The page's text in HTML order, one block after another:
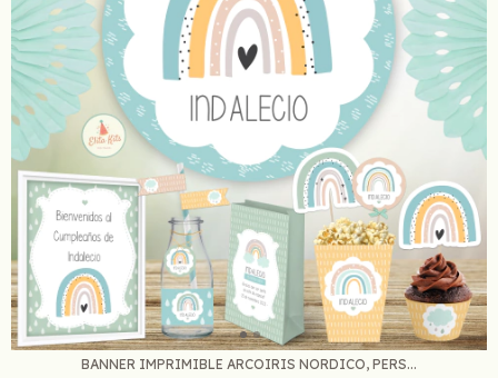
BANNER IMPRIMIBLE ARCOIRIS NORDICO, PERS...